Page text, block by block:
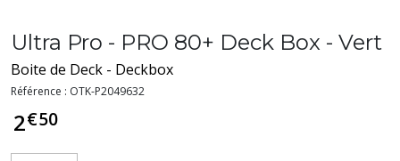
Ultra Pro - PRO 80+ Deck Box - Vert
Boite de Deck - Deckbox
Référence : OTK-P2049632
2€50